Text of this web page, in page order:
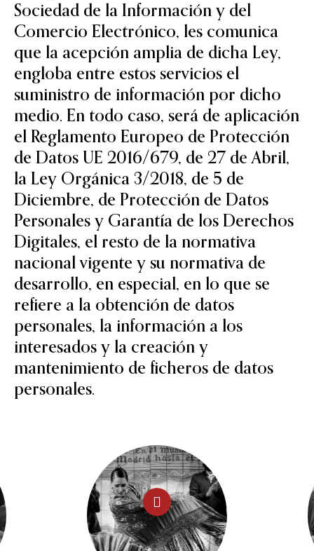
Sociedad de la Información y del
Comercio Electrónico, les comunica
que la acepción amplia de dicha Ley,
engloba entre estos servicios el
suministro de información por dicho
medio. En todo caso, será de aplicación
el Reglamento Europeo de Protección
de Datos UE 2016/679, de 27 de Abril,
la Ley Orgánica 3/2018, de 5 de
Diciembre, de Protección de Datos
Personales y Garantía de los Derechos
Digitales, el resto de la normativa
nacional vigente y su normativa de
desarrollo, en especial, en lo que se
refiere a la obtención de datos
personales, la información a los
interesados y la creación y
mantenimiento de ficheros de datos
personales.